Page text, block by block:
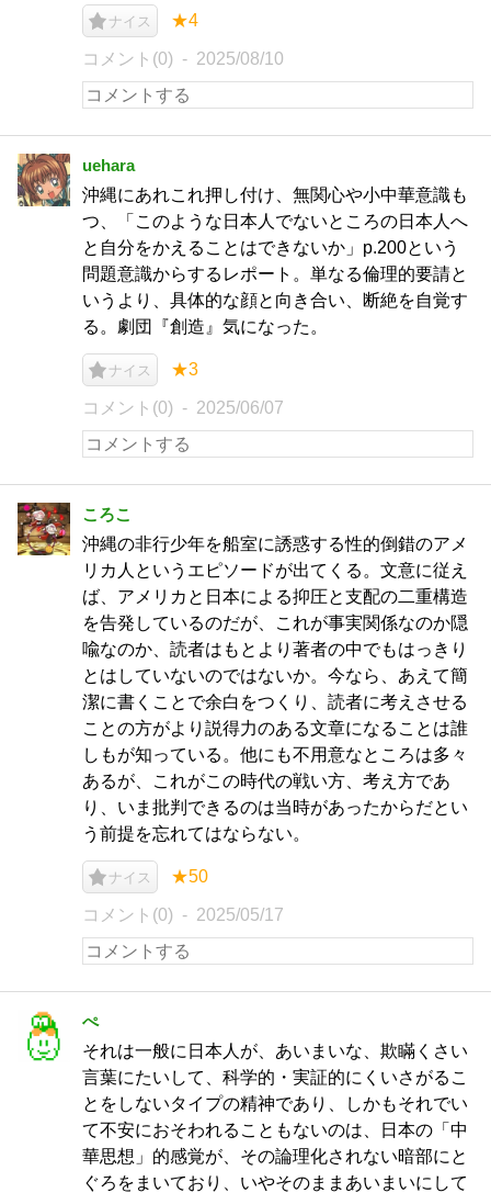
ナイス ★4
コメント(0) 2025/08/10
uehara
沖縄にあれこれ押し付け、無関心や小中華意識も
つ、「このような日本人でないところの日本人へ
と自分をかえることはできないか」p.200という
問題意識からするレポート。単なる倫理的要請と
いうより、具体的な顔と向き合い、断絶を自覚す
る。劇団『創造』気になった。
ナイス ★3
コメント(0) 2025/06/07
ころこ
沖縄の非行少年を船室に誘惑する性的倒錯のアメ
リカ人というエピソードが出てくる。文意に従え
ば、アメリカと日本による抑圧と支配の二重構造
を告発しているのだが、これが事実関係なのか隠
喩なのか、読者はもとより著者の中でもはっきり
とはしていないのではないか。今なら、あえて簡
潔に書くことで余白をつくり、読者に考えさせる
ことの方がより説得力のある文章になることは誰
しもが知っている。他にも不用意なところは多々
あるが、これがこの時代の戦い方、考え方であ
り、いま批判できるのは当時があったからだとい
う前提を忘れてはならない。
ナイス ★50
コメント(0) 2025/05/17
ぺ
それは一般に日本人が、あいまいな、欺瞞くさい
言葉にたいして、科学的・実証的にくいさがるこ
とをしないタイプの精神であり、しかもそれでい
て不安におそわれることもないのは、日本の「中
華思想」的感覚が、その論理化されない暗部にと
ぐろをまいており、いやそのままあいまいにして